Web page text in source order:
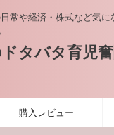
常や経済・株式など気に
タバタ育児
購入レビュー